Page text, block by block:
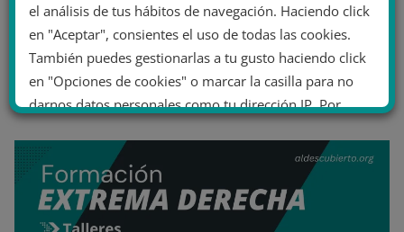
el análisis de tus hábitos de navegación. Haciendo click
en "Aceptar", consientes el uso de todas las cookies.
También puedes gestionarlas a tu gusto haciendo click
en "Opciones de cookies" o marcar la casilla para no
darnos datos personales como tu dirección IP. Por
No dar mi información personal